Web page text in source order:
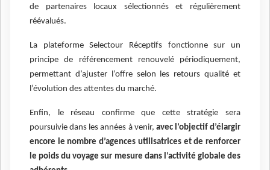
de partenaires locaux sélectionnés et régulièrement
réévalués.
La plateforme Selectour Réceptifs fonctionne sur un
principe de référencement renouvelé périodiquement,
permettant d’ajuster l’offre selon les retours qualité et
l’évolution des attentes du marché.
Enfin, le réseau confirme que cette stratégie sera
poursuivie dans les années à venir, avec l’objectif d’élargir
encore le nombre d’agences utilisatrices et de renforcer
le poids du voyage sur mesure dans l’activité globale des